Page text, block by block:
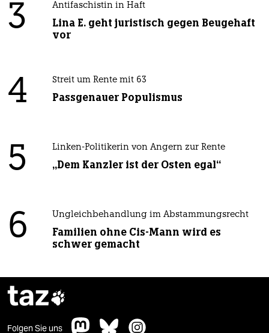
3 Antifaschistin in Haft
Lina E. geht juristisch gegen Beugehaft
vor
4 Streit um Rente mit 63
Passgenauer Populismus
5 Linken-Politikerin von Angern zur Rente
„Dem Kanzler ist der Osten egal“
6 Ungleichbehandlung im Abstammungsrecht
Familien ohne Cis-Mann wird es
schwer gemacht
taz
Folgen Sie uns